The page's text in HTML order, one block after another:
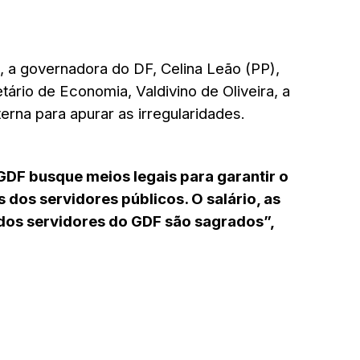
governadora do DF, Celina Leão (PP),
de Economia, Valdivino de Oliveira, a
para apurar as irregularidades.
busque meios legais para garantir o
servidores públicos. O salário, as
servidores do GDF são sagrados”,